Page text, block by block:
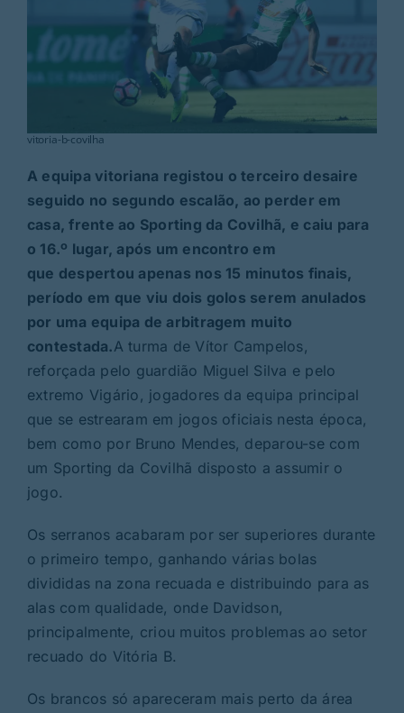
vitoria-b-covilha
A equipa vitoriana registou o terceiro desaire
seguido no segundo escalão, ao perder em
casa, frente ao Sporting da Covilhã, e caiu para
o 16.º lugar, após um encontro em
que despertou apenas nos 15 minutos finais,
período em que viu dois golos serem anulados
por uma equipa de arbitragem muito
contestada.A turma de Vítor Campelos,
reforçada pelo guardião Miguel Silva e pelo
extremo Vigário, jogadores da equipa principal
que se estrearam em jogos oficiais nesta época,
bem como por Bruno Mendes, deparou-se com
um Sporting da Covilhã disposto a assumir o
jogo.
Os serranos acabaram por ser superiores durante
o primeiro tempo, ganhando várias bolas
divididas na zona recuada e distribuindo para as
alas com qualidade, onde Davidson,
principalmente, criou muitos problemas ao setor
recuado do Vitória B.
Os brancos só apareceram mais perto da área